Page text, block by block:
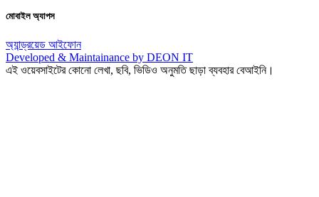
মোবাইল অ্যাপস
অ্যান্ড্রয়েড আইফোন
Developed & Maintainance by DEON IT
এই ওয়েবসাইটের কোনো লেখা, ছবি, ভিডিও অনুমতি ছাড়া ব্যবহার বেআইনি।